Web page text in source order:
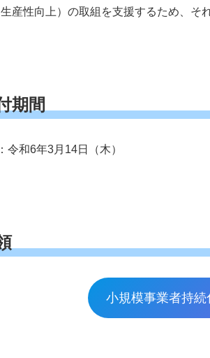
産性向上）の取組を支援するため、そ
期間
令和6年3月14日（木）
小規模事業者持